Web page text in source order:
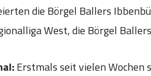
die Börgel Ballers
West, die Börgel
Erstmals seit vielen Wochen